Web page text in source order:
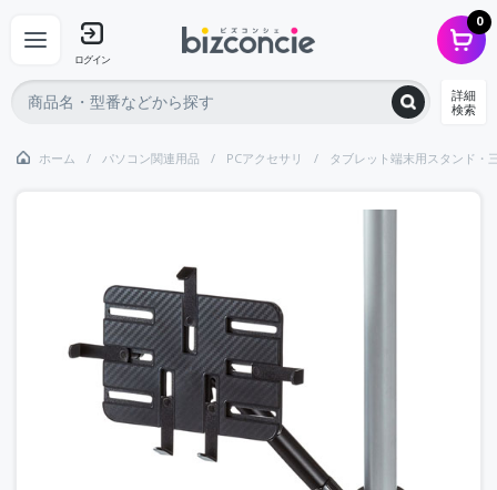
ログイン
0
詳細
検索
ホーム パソコン関連用品 PCアクセサリ タブレット端末用スタンド・